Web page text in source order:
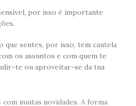
por isso é importante
que sentes, por isso, tem cautela
os assuntos e com quem te
te ou aproveitar-se da tua
com muitas novidades. A forma